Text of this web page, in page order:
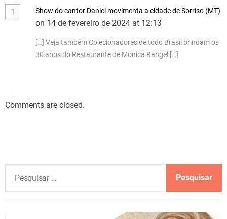
1 Show do cantor Daniel movimenta a cidade de Sorriso (MT)
on 14 de fevereiro de 2024 at 12:13
[…] Veja também Colecionadores de todo Brasil brindam os
30 anos do Restaurante de Monica Rangel […]
Comments are closed.
s